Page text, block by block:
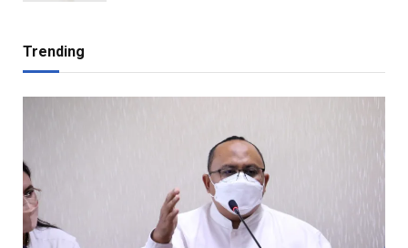
Trending